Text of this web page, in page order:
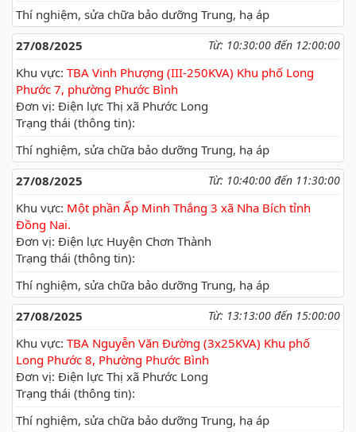
Thí nghiệm, sửa chữa bảo dưỡng Trung, hạ áp
27/08/2025
Từ: 10:30:00 đến 12:00:00
Khu vực: TBA Vinh Phượng (III-250KVA) Khu phố Long
Phước 7, phường Phước Bình
Đơn vị: Điện lực Thị xã Phước Long
Trạng thái (thông tin):
Thí nghiệm, sửa chữa bảo dưỡng Trung, hạ áp
27/08/2025
Từ: 10:40:00 đến 11:30:00
Khu vực: Một phần Ấp Minh Thắng 3 xã Nha Bích tỉnh
Đồng Nai.
Đơn vị: Điện lực Huyện Chơn Thành
Trạng thái (thông tin):
Thí nghiệm, sửa chữa bảo dưỡng Trung, hạ áp
27/08/2025
Từ: 13:13:00 đến 15:00:00
Khu vực: TBA Nguyễn Văn Đường (3x25KVA) Khu phố
Long Phước 8, Phường Phước Bình
Đơn vị: Điện lực Thị xã Phước Long
Trạng thái (thông tin):
Thí nghiệm, sửa chữa bảo dưỡng Trung, hạ áp